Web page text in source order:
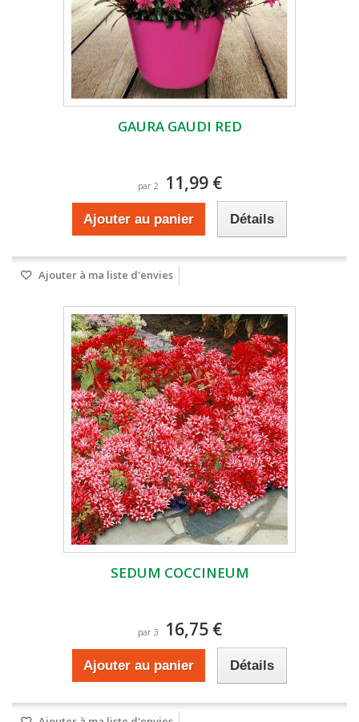
GAURA GAUDI RED
par 2 11,99 €
Ajouter au panier Détails
Ajouter à ma liste d'envies
SEDUM COCCINEUM
par 3 16,75 €
Ajouter au panier Détails